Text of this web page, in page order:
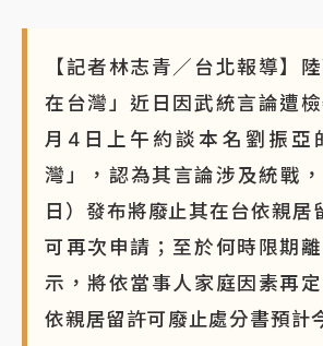
【記者林志青／台北報導】
在台灣」近日因武統言論遭
月4日上午約談本名劉振亞
灣」，認為其言論涉及統戰
日）發布將廢止其在台依親居
可再次申請；至於何時限期
示，將依當事人家庭因素再
依親居留許可廢止處分書預計